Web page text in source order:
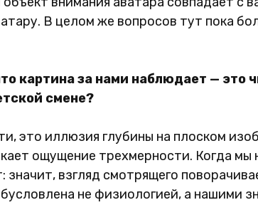
В целом же вопросов тут пока
картина за нами наблюдает — это
смене?
это иллюзия глубины на плоском
ощущение трехмерности. Когда мы
значит, взгляд смотрящего
не физиологией, а нашими